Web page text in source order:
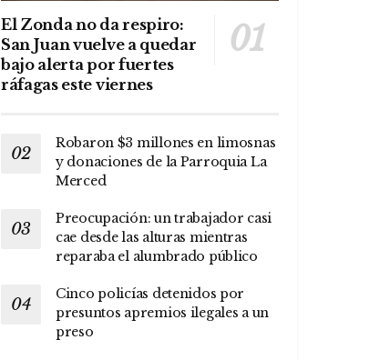
El Zonda no da respiro:
San Juan vuelve a quedar
bajo alerta por fuertes
ráfagas este viernes
Robaron $3 millones en limosnas
y donaciones de la Parroquia La
Merced
Preocupación: un trabajador casi
cae desde las alturas mientras
reparaba el alumbrado público
Cinco policías detenidos por
presuntos apremios ilegales a un
preso